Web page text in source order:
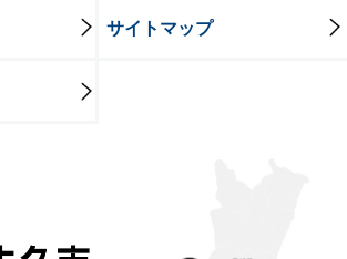
サイトマップ